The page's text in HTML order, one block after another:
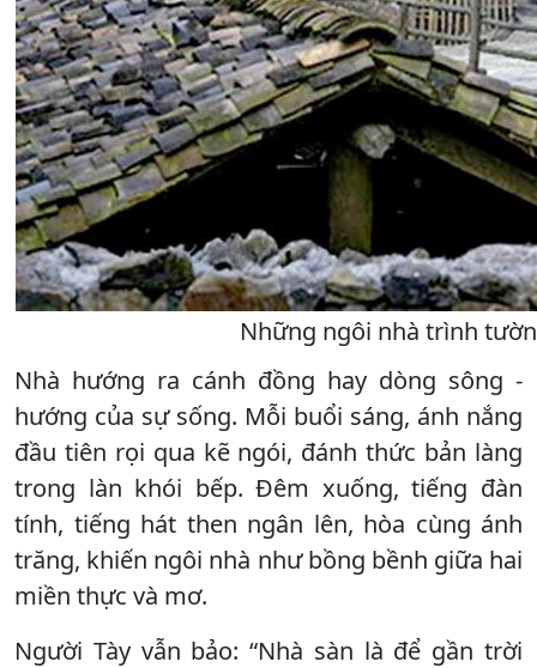
Những ngôi nhà trình
Nhà hướng ra cánh đồng hay dòng sông -
hướng của sự sống. Mỗi buổi sáng, ánh nắng
đầu tiên rọi qua kẽ ngói, đánh thức bản làng
trong làn khói bếp. Đêm xuống, tiếng đàn
tính, tiếng hát then ngân lên, hòa cùng ánh
trăng, khiến ngôi nhà như bồng bềnh giữa hai
miền thực và mơ.
Người Tày vẫn bảo: “Nhà sàn là để gần trời